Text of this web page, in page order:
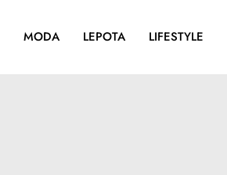
MODA LEPOTA LIFESTYLE